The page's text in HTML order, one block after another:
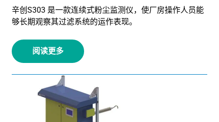
辛创S303 是一款连续式粉尘监测仪，使厂房操作人员能
够长期观察其过滤系统的运作表现。
阅读更多